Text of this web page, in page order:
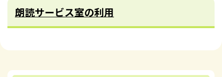
朗読サービス室の利用